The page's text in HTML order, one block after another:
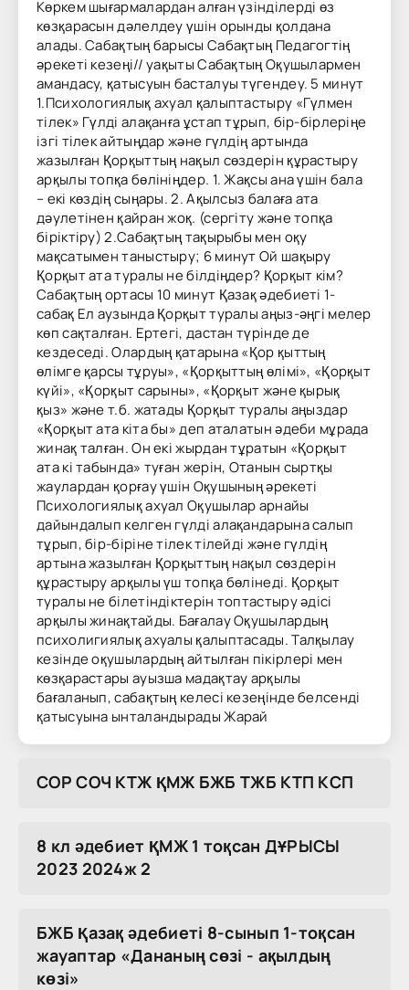
Көркем шығармалардан алған үзінділерді өз
көзқарасын дәлелдеу үшін орынды қолдана
алады. Сабақтың барысы Сабақтың Педагогтің
әрекеті кезеңі// уақыты Сабақтың Оқушылармен
амандасу, қатысуын басталуы түгендеу. 5 минут
1.Психологиялық ахуал қалыптастыру «Гүлмен
тілек» Гүлді алақанға ұстап тұрып, бір-бірлеріңе
ізгі тілек айтыңдар және гүлдің артында
жазылған Қорқыттың нақыл сөздерін құрастыру
арқылы топқа бөлініңдер. 1. Жақсы ана үшін бала
– екі көздің сыңары. 2. Ақылсыз балаға ата
дәулетінен қайран жоқ. (сергіту және топқа
біріктіру) 2.Сабақтың тақырыбы мен оқу
мақсатымен таныстыру; 6 минут Ой шақыру
Қорқыт ата туралы не білдіңдер? Қорқыт кім?
Сабақтың ортасы 10 минут Қазақ әдебиеті 1-
сабақ Ел аузында Қорқыт туралы аңыз-әңгі мелер
көп сақталған. Ертегі, дастан түрінде де
кездеседі. Олардың қатарына «Қор қыттың
өлімге қарсы тұруы», «Қорқыттың өлімі», «Қорқыт
күйі», «Қорқыт сарыны», «Қорқыт және қырық
қыз» және т.б. жатады Қорқыт туралы аңыздар
«Қорқыт ата кіта бы» деп аталатын әдеби мұрада
жинақ талған. Он екі жырдан тұратын «Қорқыт
ата кі табында» туған жерін, Отанын сыртқы
жаулардан қорғау үшін Оқушының әрекеті
Психологиялық ахуал Оқушылар арнайы
дайындалып келген гүлді алақандарына салып
тұрып, бір-біріне тілек тілейді және гүлдің
артына жазылған Қорқыттың нақыл сөздерін
құрастыру арқылы үш топқа бөлінеді. Қорқыт
туралы не білетіндіктерін топтастыру әдісі
арқылы жинақтайды. Бағалау Оқушылардың
психолигиялық ахуалы қалыптасады. Талқылау
кезінде оқушылардың айтылған пікірлері мен
көзқарастары ауызша мадақтау арқылы
бағаланып, сабақтың келесі кезеңінде белсенді
қатысуына ынталандырады Жарай
COP COЧ KTЖ ҚMЖ БЖБ TЖБ KTП KCП
8 кл әдебиет ҚМЖ 1 тоқсан ДҰРЫСЫ
2023 2024ж 2
БЖБ Қазақ әдебиеті 8-сынып 1-тоқсан
жауаптар «Дананың сөзі - ақылдың
көзі»